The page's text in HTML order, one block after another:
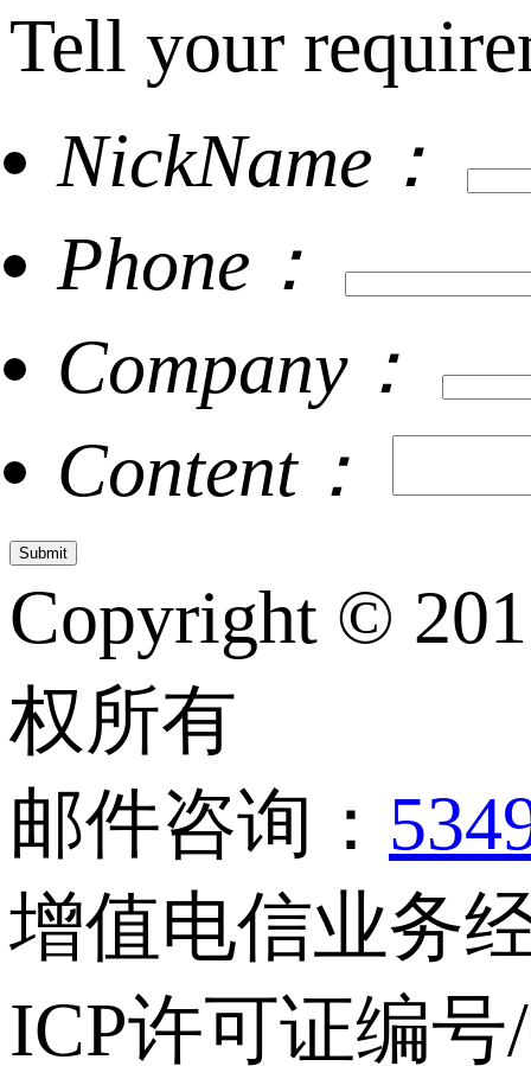
Tell your
NickName：
Phone：
Company：
Content：
Copyright ©
权所有
邮件咨询：
增值电信业务
ICP许可证编号